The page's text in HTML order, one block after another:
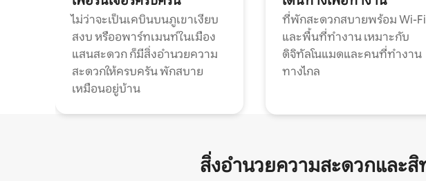
ไม่ว่าจะเป็นเคบินบนภูเขาเงียบ
สงบ หรืออพาร์ทเมนท์ในเมือง
แสนสะดวก ก็มีสิ่งอำนวยความ
สะดวกให้ครบครัน พักสบาย
เหมือนอยู่บ้าน
ที่พักสะดวกสบายพร้อม Wi-Fi
และพื้นที่ทำงาน เหมาะกับ
ดิจิทัลโนแมดและคนที่ทำงาน
ทางไกล
สิ่งอำนวยความสะดวกและสิ